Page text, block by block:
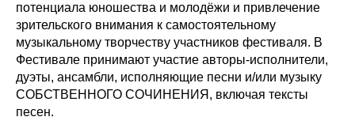
потенциала юношества и молодёжи и привлечение
зрительского внимания к самостоятельному
музыкальному творчеству участников фестиваля. В
Фестивале принимают участие авторы-исполнители,
дуэты, ансамбли, исполняющие песни и/или музыку
СОБСТВЕННОГО СОЧИНЕНИЯ, включая тексты
песен.